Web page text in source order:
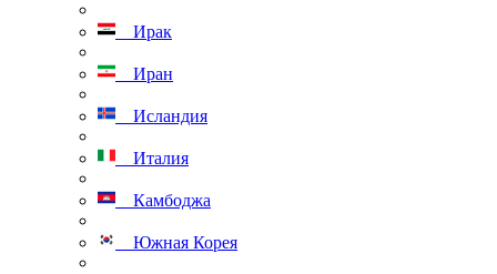
Ирак
Иран
Исландия
Италия
Камбоджа
Южная Корея